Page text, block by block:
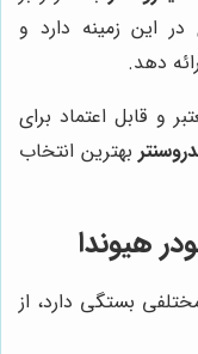
این زمینه دارد و
دهد.
و قابل اعتماد برای
بهترین انتخاب
هیوندا
بستگی دارد، از